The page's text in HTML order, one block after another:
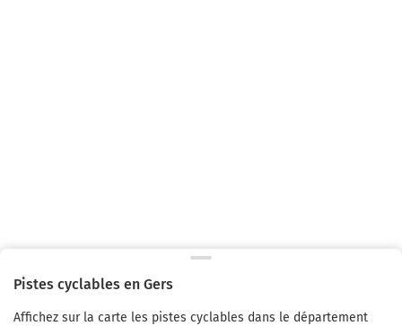
Pistes cyclables en Gers
Affichez sur la carte les pistes cyclables dans le département